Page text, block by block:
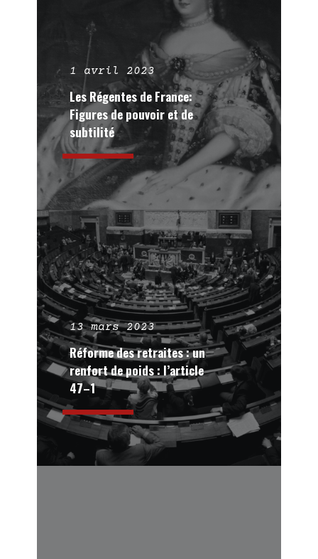
1 avril 2023
Les Régentes de France:
Figures de pouvoir et de
subtilité
13 mars 2023
Réforme des retraites : un
renfort de poids : l’article
47–1